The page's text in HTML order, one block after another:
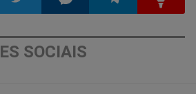
Compartilhar
SOCIAIS